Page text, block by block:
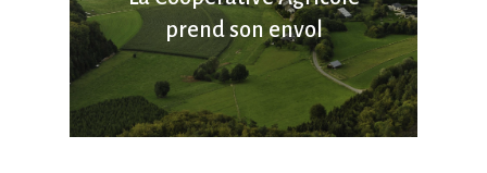
prend son envol